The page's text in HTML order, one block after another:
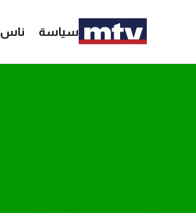
سياسة ناس